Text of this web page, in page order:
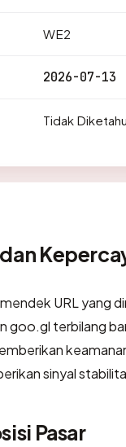
WE2
2026-07-13
Tidak
URL yang
goo.gl terbilang
sinyal
Pasar